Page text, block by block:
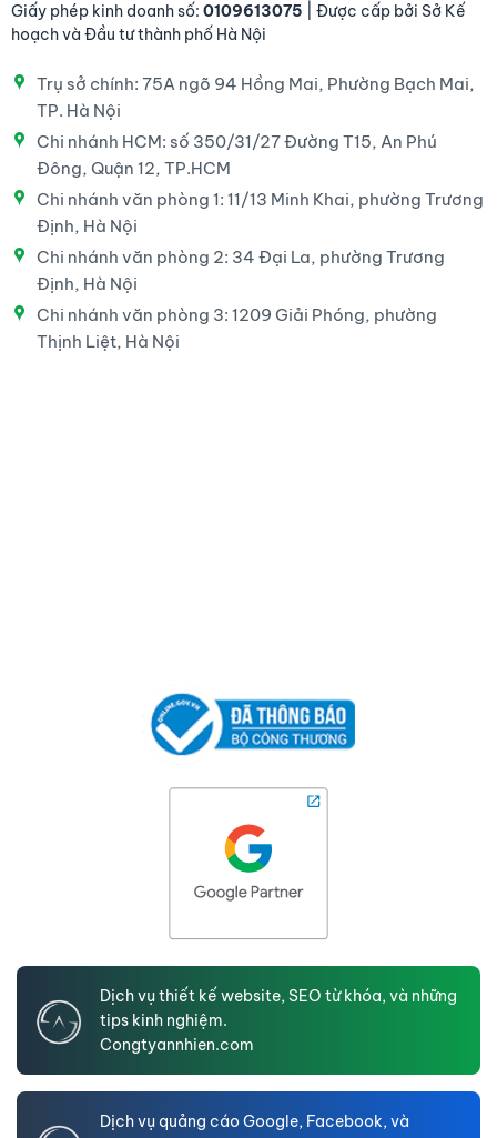
Giấy phép kinh doanh số: 0109613075 | Được cấp bởi Sở Kế
hoạch và Đầu tư thành phố Hà Nội
Trụ sở chính: 75A ngõ 94 Hồng Mai, Phường Bạch Mai,
TP. Hà Nội
Chi nhánh HCM: số 350/31/27 Đường T15, An Phú
Đông, Quận 12, TP.HCM
Chi nhánh văn phòng 1: 11/13 Minh Khai, phường Trương
Định, Hà Nội
Chi nhánh văn phòng 2: 34 Đại La, phường Trương
Định, Hà Nội
Chi nhánh văn phòng 3: 1209 Giải Phóng, phường
Thịnh Liệt, Hà Nội
Dịch vụ thiết kế website, SEO từ khóa, và những
tips kinh nghiệm.
Congtyannhien.com
Dịch vụ quảng cáo Google, Facebook, và